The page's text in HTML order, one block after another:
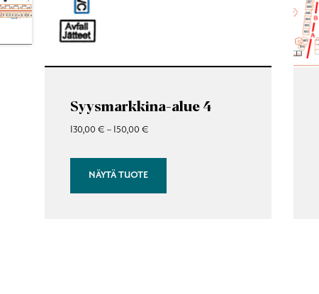
Syysmarkkina-alue 4
130,00 € – 150,00 €Hintaluokka:
150,00 €
NÄYTÄ TUOTE
sivulla.